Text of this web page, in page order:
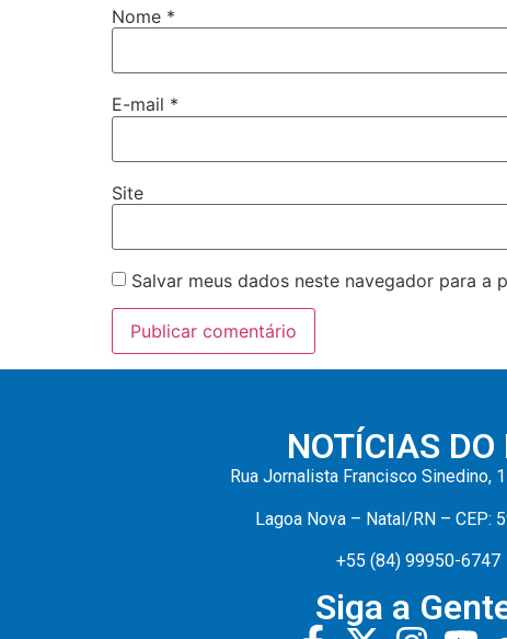
Nome *
E-mail *
Site
Salvar meus dados neste navegador para a
NOTÍCIAS DO
Rua Jornalista Francisco Sinedino,
Lagoa Nova – Natal/RN – CEP:
+55 (84) 99950-6747
Siga a